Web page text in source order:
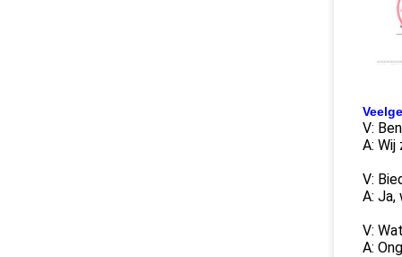
V:
A: Wij
V:
A: Ja,
V:
A: